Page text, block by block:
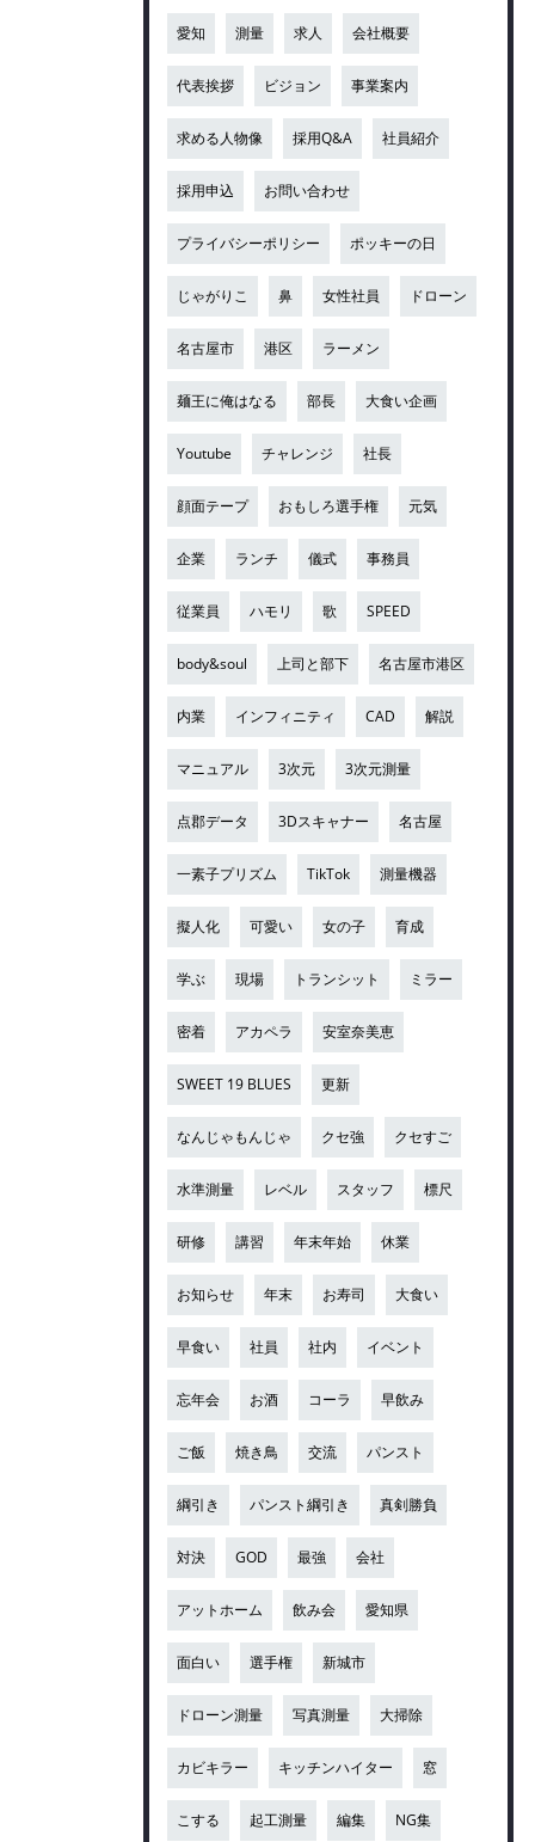
愛知 測量 求人 会社概要
代表挨拶 ビジョン 事業案内
求める人物像 採用Q&A 社員紹介
採用申込 お問い合わせ
プライバシーポリシー ポッキーの日
じゃがりこ 鼻 女性社員 ドローン
名古屋市 港区 ラーメン
麺王に俺はなる 部長 大食い企画
Youtube チャレンジ 社長
顔面テープ おもしろ選手権 元気
企業 ランチ 儀式 事務員
従業員 ハモリ 歌 SPEED
body&soul 上司と部下 名古屋市港区
内業 インフィニティ CAD 解説
マニュアル 3次元 3次元測量
点郡データ 3Dスキャナー 名古屋
一素子プリズム TikTok 測量機器
擬人化 可愛い 女の子 育成
学ぶ 現場 トランシット ミラー
密着 アカペラ 安室奈美恵
SWEET 19 BLUES 更新
なんじゃもんじゃ クセ強 クセすご
水準測量 レベル スタッフ 標尺
研修 講習 年末年始 休業
お知らせ 年末 お寿司 大食い
早食い 社員 社内 イベント
忘年会 お酒 コーラ 早飲み
ご飯 焼き鳥 交流 パンスト
綱引き パンスト綱引き 真剣勝負
対決 GOD 最強 会社
アットホーム 飲み会 愛知県
面白い 選手権 新城市
ドローン測量 写真測量 大掃除
カビキラー キッチンハイター 窓
こする 起工測量 編集 NG集